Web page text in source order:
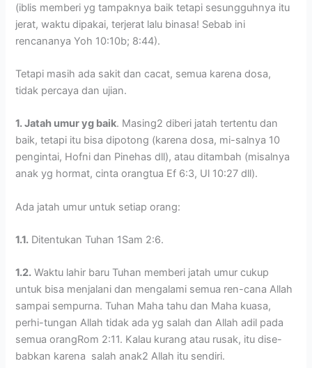
(iblis memberi yg tampaknya baik tetapi sesungguhnya itu
jerat, waktu dipakai, terjerat lalu binasa! Sebab ini
rencananya Yoh 10:10b; 8:44).
Tetapi masih ada sakit dan cacat, semua karena dosa,
tidak percaya dan ujian.
1. Jatah umur yg baik. Masing2 diberi jatah tertentu dan
baik, tetapi itu bisa dipotong (karena dosa, mi-salnya 10
pengintai, Hofni dan Pinehas dll), atau ditambah (misalnya
anak yg hormat, cinta orangtua Ef 6:3, Ul 10:27 dll).
Ada jatah umur untuk setiap orang:
1.1. Ditentukan Tuhan 1Sam 2:6.
1.2. Waktu lahir baru Tuhan memberi jatah umur cukup
untuk bisa menjalani dan mengalami semua ren-cana Allah
sampai sempurna. Tuhan Maha tahu dan Maha kuasa,
perhi-tungan Allah tidak ada yg salah dan Allah adil pada
semua orangRom 2:11. Kalau kurang atau rusak, itu dise-
babkan karena salah anak2 Allah itu sendiri.